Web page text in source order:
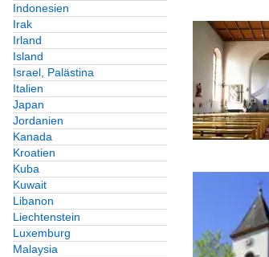
Indonesien
Irak
Irland
Island
Israel, Palästina
Italien
Japan
Jordanien
Kanada
Kroatien
Kuba
Kuwait
Libanon
Liechtenstein
Luxemburg
Malaysia